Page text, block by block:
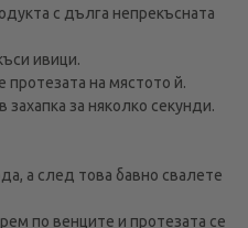
с дълга непрекъсната
ивици.
протезата на мястото й.
за няколко секунди.
а след това бавно свалете
по венците и протезата се